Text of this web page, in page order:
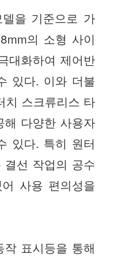
을 기준으로 가
의 소형 사이
대화하여 제어반
있다. 이와 더불
치 스크류리스 타
해 다양한 사용자
있다. 특히 원터
선 작업의 공수
사용 편의성을
표시등을 통해